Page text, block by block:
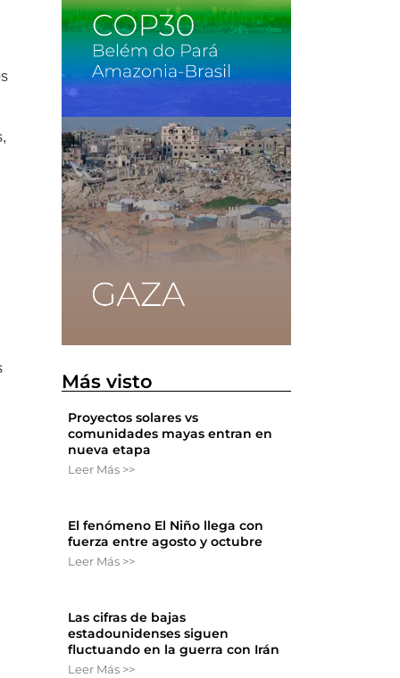
Más visto
Proyectos solares vs
comunidades mayas entran en
nueva etapa
Leer Más >>
El fenómeno El Niño llega con
fuerza entre agosto y octubre
Leer Más >>
Las cifras de bajas
estadounidenses siguen
fluctuando en la guerra con Irán
Leer Más >>